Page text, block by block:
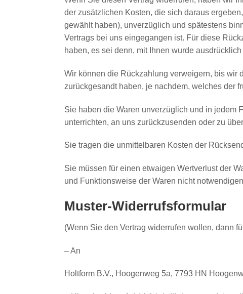
der zusätzlichen Kosten, die sich daraus
gewählt haben), unverzüglich und spätestens
Vertrags bei uns eingegangen ist. Für diese
haben, es sei denn, mit Ihnen wurde
Wir können die Rückzahlung verweigern, bis wir
zurückgesandt haben, je nachdem, welches der
Sie haben die Waren unverzüglich und in jedem
unterrichten, an uns zurückzusenden oder zu
Sie tragen die unmittelbaren Kosten der
Sie müssen für einen etwaigen Wertverlust der
und Funktionsweise der Waren nicht
Muster-Widerrufsformular
(Wenn Sie den Vertrag widerrufen wollen, dann
– An
Holtform B.V., Hoogenweg 5a, 7793 HN